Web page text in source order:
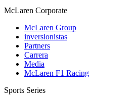
McLaren Corporate
McLaren Group
inversionistas
Partners
Carrera
Media
McLaren F1 Racing
Sports Series